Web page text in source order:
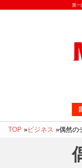
第一
TOP »ビジネス »偶然の